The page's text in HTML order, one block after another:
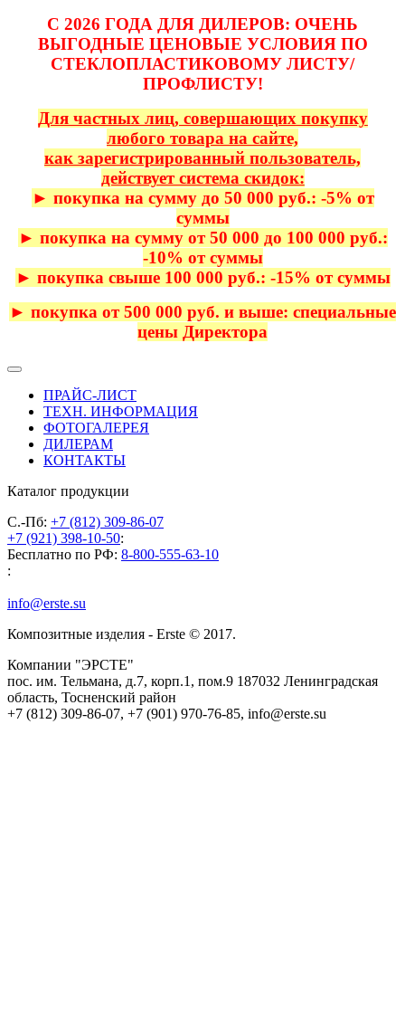
С 2026 ГОДА ДЛЯ ДИЛЕРОВ: ОЧЕНЬ
ВЫГОДНЫЕ ЦЕНОВЫЕ УСЛОВИЯ ПО
СТЕКЛОПЛАСТИКОВОМУ ЛИСТУ/
ПРОФЛИСТУ!
Для частных лиц, совершающих покупку
любого товара на сайте,
как зарегистрированный пользователь,
действует система скидок:
► покупка на сумму до 50 000 руб.: -5% от
суммы
► покупка на сумму от 50 000 до 100 000 руб.:
-10% от суммы
► покупка свыше 100 000 руб.: -15% от суммы
► покупка от 500 000 руб. и выше: специальные
цены Директора
ПРАЙС-ЛИСТ
ТЕХН. ИНФОРМАЦИЯ
ФОТОГАЛЕРЕЯ
ДИЛЕРАМ
КОНТАКТЫ
Каталог продукции
С.-Пб: +7 (812) 309-86-07
+7 (921) 398-10-50:
Бесплатно по РФ: 8-800-555-63-10
:
info@erste.su
Композитные изделия - Erste © 2017.
Компании "ЭРСТЕ"
пос. им. Тельмана, д.7, корп.1, пом.9 187032 Ленинградская
область, Тосненский район
+7 (812) 309-86-07, +7 (901) 970-76-85, info@erste.su